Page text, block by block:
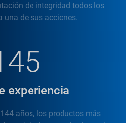
de integridad todos los
una de sus acciones.
experiencia
años, los productos más